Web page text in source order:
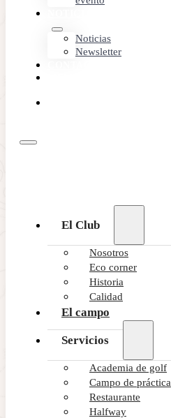
Noticias
Newsletter
El Club
Nosotros
Eco corner
Historia
Calidad
El campo
Servicios
Academia de golf
Campo de práctica
Restaurante
Halfway